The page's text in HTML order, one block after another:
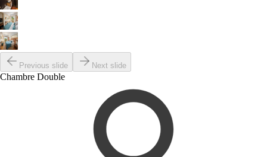
Previous slide Next slide
Chambre Double